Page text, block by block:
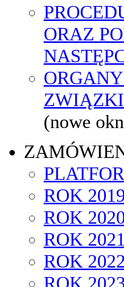
ORAZ
(nowe
ROK
ROK
ROK 2021
ROK 2022